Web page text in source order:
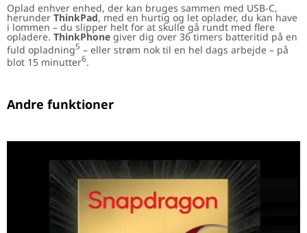
Oplad enhver enhed, der kan bruges sammen med USB-C,
herunder ThinkPad, med en hurtig og let oplader, du kan have
i lommen – du slipper helt for at skulle gå rundt med flere
opladere. ThinkPhone giver dig over 36 timers batteritid på en
fuld opladning5 – eller strøm nok til en hel dags arbejde – på
blot 15 minutter6.
Andre funktioner